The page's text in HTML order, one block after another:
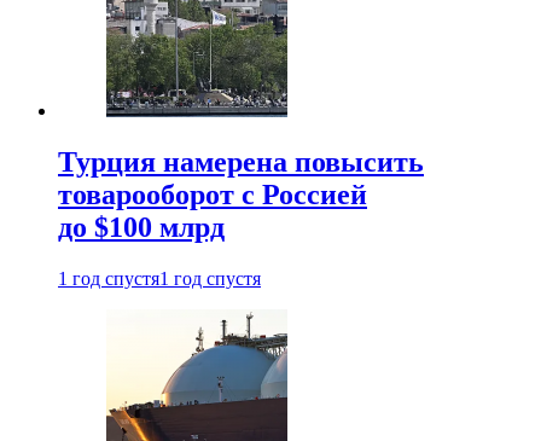
Турция намерена повысить
товарооборот с Россией
до $100 млрд
1 год спустя1 год спустя